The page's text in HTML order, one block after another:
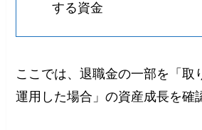
する資金
ここでは、退職金の一部を「取
運用した場合」の資産成長を確